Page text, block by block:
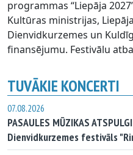
programmas “Liepāja
Kultūras ministrijas,
Dienvidkurzemes un
finansējumu. Festivālu
TUVĀKIE KONCERTI
07.08.2026
PASAULES MŪZIKAS
Dienvidkurzemes festivāls